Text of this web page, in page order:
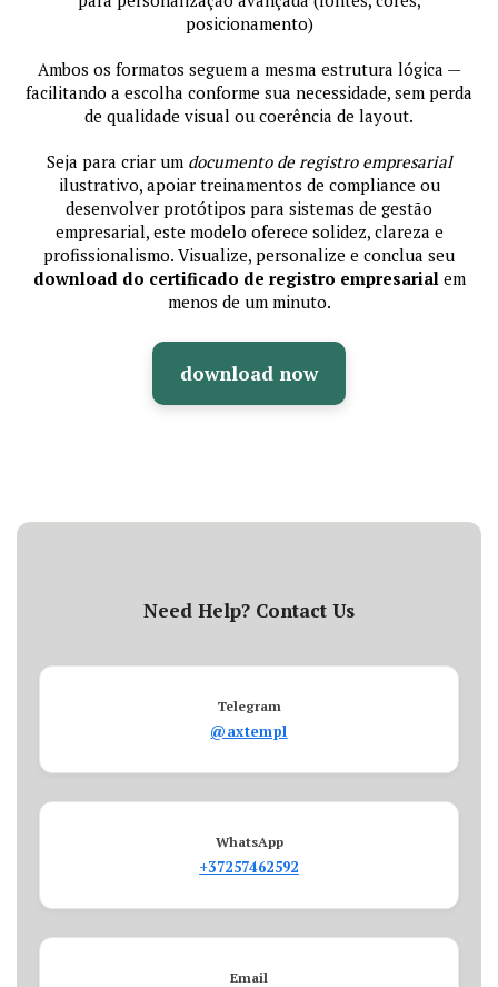
posicionamento)
Ambos os formatos seguem a mesma estrutura lógica —
facilitando a escolha conforme sua necessidade, sem perda
de qualidade visual ou coerência de layout.
Seja para criar um documento de registro empresarial
ilustrativo, apoiar treinamentos de compliance ou
desenvolver protótipos para sistemas de gestão
empresarial, este modelo oferece solidez, clareza e
profissionalismo. Visualize, personalize e conclua seu
download do certificado de registro empresarial em
menos de um minuto.
download now
Need Help? Contact Us
Telegram
@axtempl
WhatsApp
+37257462592
Email